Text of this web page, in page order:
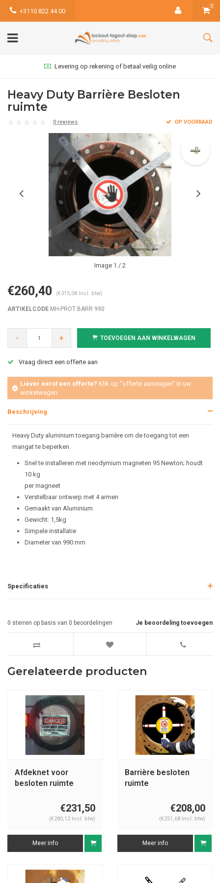
+3110 822 44 00
0
Levering op rekening of betaal veilig online
Heavy Duty Barrière Besloten
ruimte
0 reviews OP VOORRAAD
Image 1 / 2
€260,40 (€315,08 Incl. btw)
ARTIKELCODE MH-PROT BARR 990
- + TOEVOEGEN AAN WINKELWAGEN
Vraag direct een offerte aan
Liever eerst een offerte? Klik op "offerte aanvragen" in uw
winkelwagen
Beschrijving
Heavy Duty aluminium toegang barrière om de toegang tot een
mangat te beperken.
Snel te installeren met neodymium magneten 95 Newton; houdt
10 kg
per magneet
Verstelbaar ontwerp met 4 armen
Gemaakt van Aluminium
Gewicht: 1,5kg
Simpele installatie
Diameter van 990 mm
Specificaties
Je beoordeling toevoegen
0 sterren op basis van 0 beoordelingen
Gerelateerde producten
Afdeknet voor
besloten ruimte
€231,50
(€280,12 Incl. btw)
Meer info
Barrière besloten
ruimte
€208,00
(€251,68 Incl. btw)
Meer info